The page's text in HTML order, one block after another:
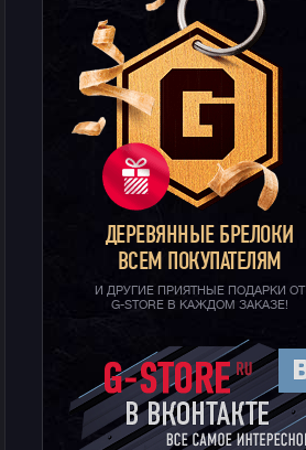
ДЕРЕВЯННЫЕ БРЕЛОКИ
ВСЕМ ПОКУПАТЕЛЯМ
И ДРУГИЕ ПРИЯТНЫЕ ПОДАРКИ ОТ
G-STORE В КАЖДОМ ЗАКАЗЕ!